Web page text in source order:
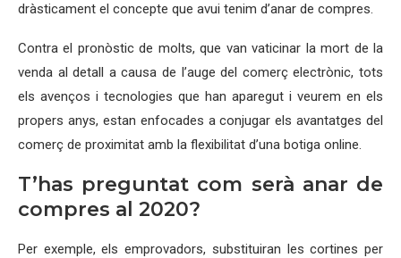
dràsticament el concepte que avui tenim d’anar de compres.
Contra el pronòstic de molts, que van vaticinar la mort de la
venda al detall a causa de l’auge del comerç electrònic, tots
els avenços i tecnologies que han aparegut i veurem en els
propers anys, estan enfocades a conjugar els avantatges del
comerç de proximitat amb la flexibilitat d’una botiga online.
T’has preguntat com serà anar de
compres al 2020?
Per exemple, els emprovadors, substituiran les cortines per